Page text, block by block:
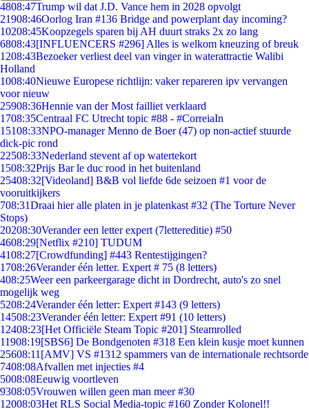
4808:47Trump wil dat J.D. Vance hem in 2028 opvolgt
21908:46Oorlog Iran #136 Bridge and powerplant day incoming?
10208:45Koopzegels sparen bij AH duurt straks 2x zo lang
6808:43[INFLUENCERS #296] Alles is welkom kneuzing of breuk
1208:43Bezoeker verliest deel van vinger in waterattractie Walibi
Holland
1008:40Nieuwe Europese richtlijn: vaker repareren ipv vervangen
voor nieuw
25908:36Hennie van der Most failliet verklaard
1708:35Centraal FC Utrecht topic #88 - #CorreiaIn
15108:33NPO-manager Menno de Boer (47) op non-actief stuurde
dick-pic rond
22508:33Nederland stevent af op watertekort
1508:32Prijs Bar le duc rood in het buitenland
25408:32[Videoland] B&B vol liefde 6de seizoen #1 voor de
vooruitkijkers
708:31Draai hier alle platen in je platenkast #32 (The Torture Never
Stops)
20208:30Verander een letter expert (7lettereditie) #50
4608:29[Netflix #210] TUDUM
4108:27[Crowdfunding] #443 Rentestijgingen?
1708:26Verander één letter. Expert # 75 (8 letters)
408:25Weer een parkeergarage dicht in Dordrecht, auto's zo snel
mogelijk weg
5208:24Verander één letter: Expert #143 (9 letters)
14508:23Verander één letter: Expert #91 (10 letters)
12408:23[Het Officiële Steam Topic #201] Steamrolled
11908:19[SBS6] De Bondgenoten #318 Een klein kusje moet kunnen
25608:11 [AMV] VS #1312 spammers van de internationale rechtsorde
7408:08Afvallen met injecties #4
5008:08Eeuwig voortleven
9308:05Vrouwen willen geen man meer #30
12008:03Het RLS Social Media-topic #160 Zonder Kolonel!!